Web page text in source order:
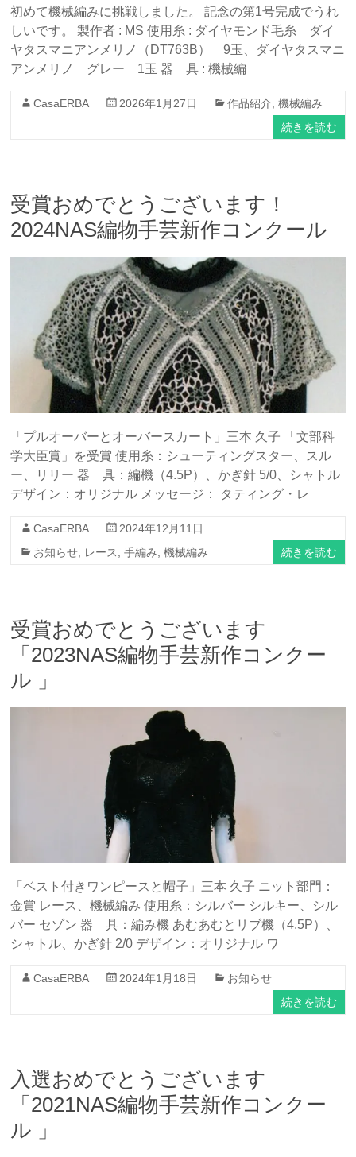
初めて機械編みに挑戦しました。 記念の第1号完成でうれ
しいです。 製作者 : MS 使用糸 : ダイヤモンド毛糸 ダイ
ヤタスマニアンメリノ（DT763B） 9玉、ダイヤタスマニ
アンメリノ グレー 1玉 器 具 : 機械編
CasaERBA 2026年1月27日 作品紹介 ,機械編み
続きを読む
受賞おめでとうございます！
2024NAS編物手芸新作コンクール
「プルオーバーとオーバースカート」三本 久子 「文部科
学大臣賞」を受賞 使用糸：シューティングスター、スル
ー、リリー 器 具：編機（4.5P）、かぎ針 5/0、シャトル
デザイン：オリジナル メッセージ： タティング・レ
CasaERBA
2024年12月11日
お知らせ
レース ,手編み ,機械編み 続きを読む
受賞おめでとうございます
「2023NAS編物手芸新作コンクー
ル 」
「ベスト付きワンピースと帽子」三本 久子 ニット部門：
金賞 レース、機械編み 使用糸：シルバー シルキー、シル
バー セゾン 器 具：編み機 あむあむとリブ機（4.5P）、
シャトル、かぎ針 2/0 デザイン：オリジナル ワ
CasaERBA 2024年1月18日 お知らせ
続きを読む
入選おめでとうございます
「2021NAS編物手芸新作コンクー
ル 」